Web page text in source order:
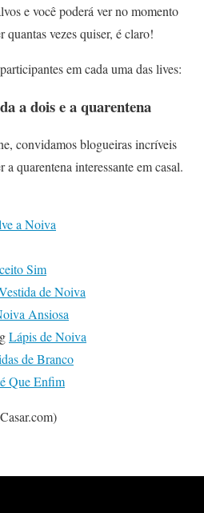
e você poderá ver no momento
quantas vezes quiser, é claro!
em cada uma das lives:
a dois e a quarentena
convidamos blogueiras incríveis
quarentena interessante em casal.
a Noiva
Sim
de Noiva
Ansiosa
Lápis de Noiva
de Branco
Que Enfim